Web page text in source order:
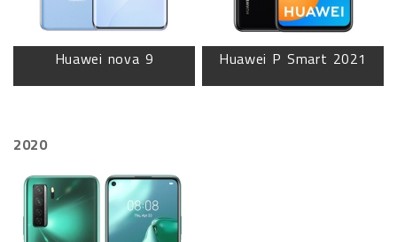
Huawei nova 9 Huawei P Smart 2021
2020